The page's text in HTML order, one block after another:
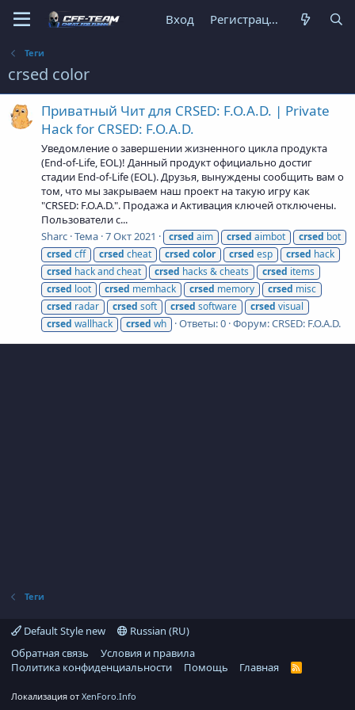
Вход Регистрация
Теги
crsed color
Приватный Чит для CRSED: F.O.A.D. | Private
Hack for CRSED: F.O.A.D.
Уведомление о завершении жизненного цикла продукта
(End-of-Life, EOL)! Данный продукт официально достиг
стадии End-of-Life (EOL). Друзья, вынуждены сообщить вам о
том, что мы закрываем наш проект на такую игру как
"CRSED: F.O.A.D.". Продажа и Активация ключей отключены.
Пользователи с...
Sharc Тема 7 Окт 2021 crsed aim crsed aimbot crsed bot
crsed cff crsed cheat crsed color crsed esp crsed hack
crsed hack and cheat crsed hacks & cheats crsed items
crsed loot crsed memhack crsed memory crsed misc
crsed radar crsed soft crsed software crsed visual
crsed wallhack crsed wh Ответы: 0 Форум:CRSED: F.O.A.D.
Теги
Default Style new
Russian (RU)
Обратная связь
Условия и правила
Политика конфиденциальности
Помощь Главная
R
Локализация от XenForo.Info